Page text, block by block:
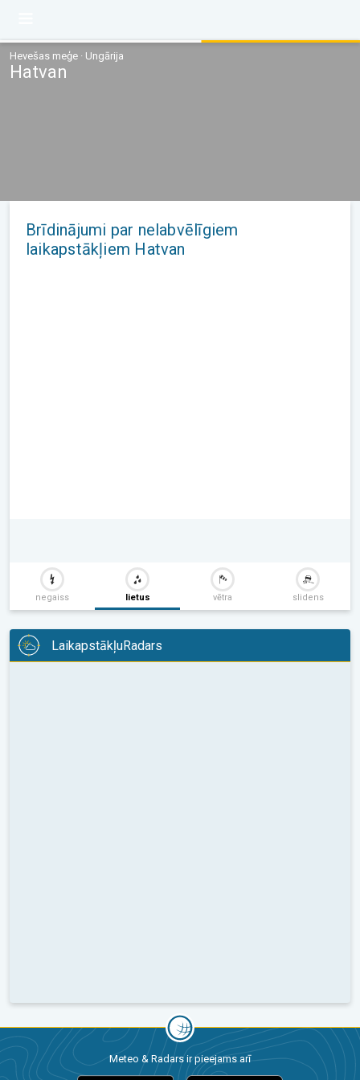
Hevešas meģe · Ungārija
Hatvan
Brīdinājumi par nelabvēlīgiem
laikapstākļiem Hatvan
negaiss lietus vētra slidens
LaikapstākļuRadars
Meteo & Radars ir pieejams arī